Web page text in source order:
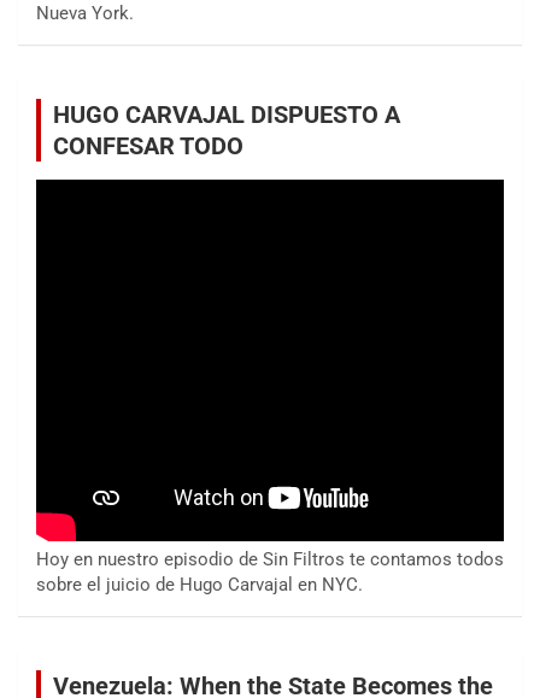
Nueva York.
HUGO CARVAJAL DISPUESTO A
CONFESAR TODO
Hoy en nuestro episodio de Sin Filtros te contamos todos
sobre el juicio de Hugo Carvajal en NYC.
Venezuela: When the State Becomes the